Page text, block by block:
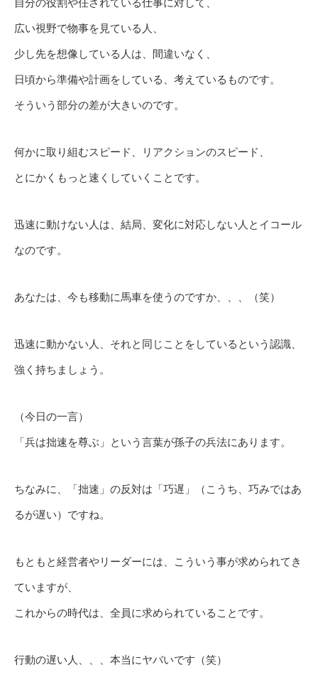
自分の役割や任されている仕事に対して、
広い視野で物事を見ている人、
少し先を想像している人は、間違いなく、
日頃から準備や計画をしている、考えているものです。
そういう部分の差が大きいのです。
何かに取り組むスピード、リアクションのスピード、
とにかくもっと速くしていくことです。
迅速に動けない人は、結局、変化に対応しない人とイコール
なのです。
あなたは、今も移動に馬車を使うのですか、、、（笑）
迅速に動かない人、それと同じことをしているという認識、
強く持ちましょう。
（今日の一言）
「兵は拙速を尊ぶ」という言葉が孫子の兵法にあります。
ちなみに、「拙速」の反対は「巧遅」（こうち、巧みではあ
るが遅い）ですね。
もともと経営者やリーダーには、こういう事が求められてき
ていますが、
これからの時代は、全員に求められていることです。
行動の遅い人、、、本当にヤバいです（笑）